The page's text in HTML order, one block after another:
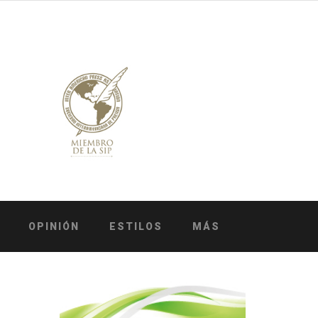
OPINIÓN ESTILOS MÁS